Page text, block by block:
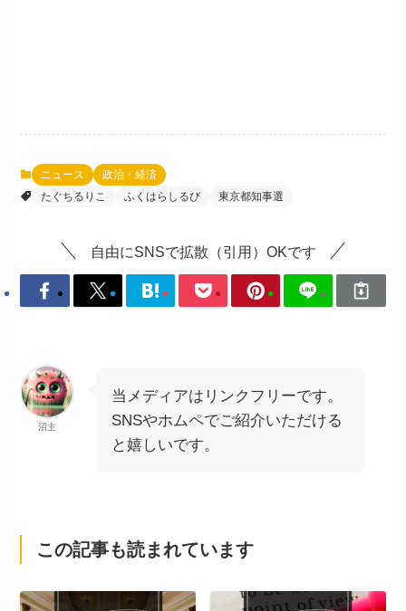
ニュース
政治・経済
たぐちるりこ
ふくはらしるび 東京都知事選
自由にSNSで拡散（引用）OKです
沼主
当メディアはリンクフリーです。
SNSやホムペでご紹介いただける
と嬉しいです。
この記事も読まれています